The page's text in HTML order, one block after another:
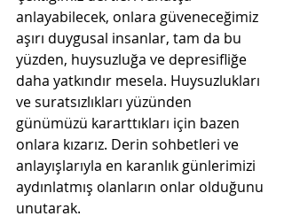
anlayabilecek, onlara güveneceğimiz
aşırı duygusal insanlar, tam da bu
yüzden, huysuzluğa ve depresifliğe
daha yatkındır mesela. Huysuzlukları
ve suratsızlıkları yüzünden
günümüzü kararttıkları için bazen
onlara kızarız. Derin sohbetleri ve
anlayışlarıyla en karanlık günlerimizi
aydınlatmış olanların onlar olduğunu
unutarak.